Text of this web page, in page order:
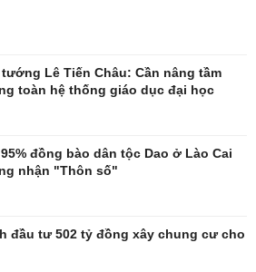
Lê Tiến Châu: Cần nâng tầm
toàn hệ thống giáo dục đại học
đồng bào dân tộc Dao ở Lào Cai
nhận "Thôn số"
đầu tư 502 tỷ đồng xây chung cư cho